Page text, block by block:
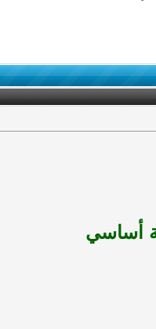
أساسي